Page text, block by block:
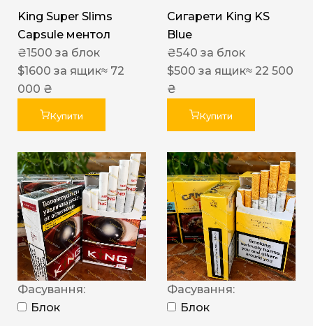
King Super Slims
Capsule ментол
₴1500 за блок
$1600 за ящик≈ 72
000 ₴
Купити
Сигарети King KS
Blue
₴540 за блок
$500 за ящик≈ 22 500
₴
Купити
Фасування:
Блок
Фасування:
Блок